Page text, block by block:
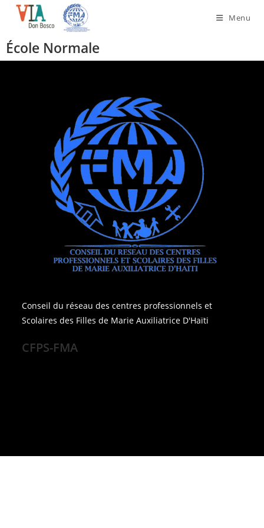
Menu
École Normale
Conseil du réseau des centres professionnels et
Scolaires des Filles de Marie Auxiliatrice D'Haïti
CFPS-FMA